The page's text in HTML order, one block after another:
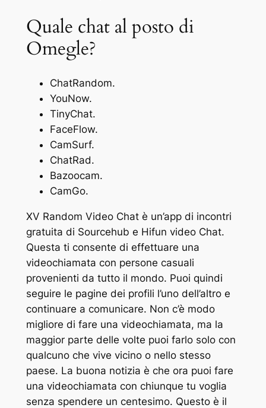
Quale chat al posto di
Omegle?
ChatRandom.
YouNow.
TinyChat.
FaceFlow.
CamSurf.
ChatRad.
Bazoocam.
CamGo.
XV Random Video Chat è un’app di incontri
gratuita di Sourcehub e Hifun video Chat.
Questa ti consente di effettuare una
videochiamata con persone casuali
provenienti da tutto il mondo. Puoi quindi
seguire le pagine dei profili l’uno dell’altro e
continuare a comunicare. Non c’è modo
migliore di fare una videochiamata, ma la
maggior parte delle volte puoi farlo solo con
qualcuno che vive vicino o nello stesso
paese. La buona notizia è che ora puoi fare
una videochiamata con chiunque tu voglia
senza spendere un centesimo. Questo è il